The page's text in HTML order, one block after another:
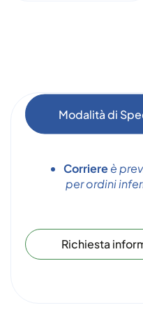
Modalità di
Corriereè
per ordini
Richiesta